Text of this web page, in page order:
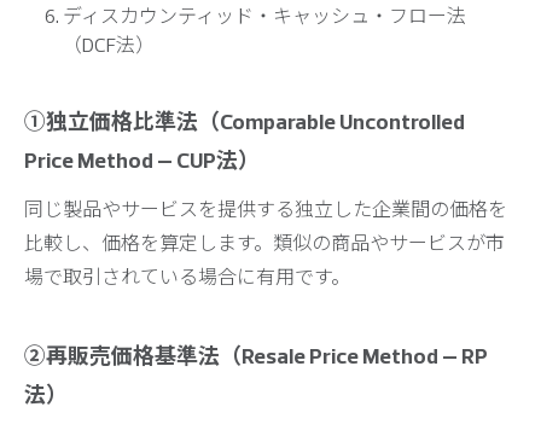
ディスカウンティッド・キャッシュ・フロー法
（DCF法）
①独立価格比準法（Comparable Uncontrolled
Price Method – CUP法）
同じ製品やサービスを提供する独立した企業間の価格を
比較し、価格を算定します。類似の商品やサービスが市
場で取引されている場合に有用です。
②再販売価格基準法（Resale Price Method – RP
法）